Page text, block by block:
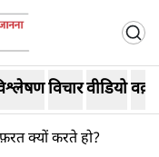
विचारवीडियो
क्यों करते हो?